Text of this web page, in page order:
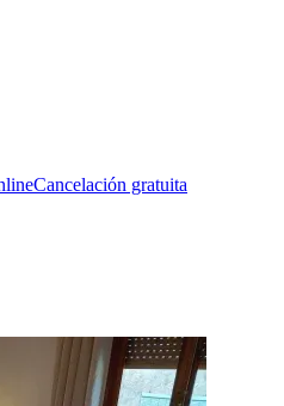
Cancelación gratuita